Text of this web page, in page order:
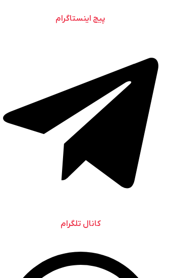
پیج اینستاگرام
کانال تلگرام